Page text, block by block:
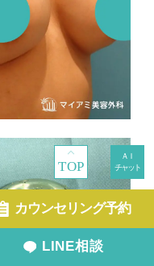
TOP
カウンセリング予約
LINE相談